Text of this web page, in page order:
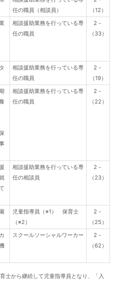
任の職員（相談員）
（12）
相談援助業務を行っている専
任の職員
2－
（33）
相談援助業務を行っている専
任の職員
2－
（19）
相談援助業務を行っている専
任の職員
2－
（22）
相談援助業務を行っている専
任の相談員
2－
（23）
児童指導員（※1） 保育士
（※2）
2－
（25）
スクールソーシャルワーカー
2－
（62）
士から継続して児童指導員となり、「入